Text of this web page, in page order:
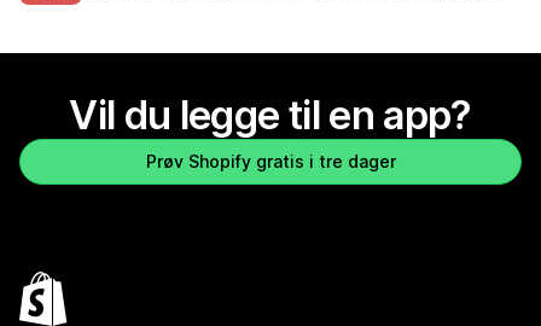
Vil du legge til en app?
Prøv Shopify gratis i tre dager